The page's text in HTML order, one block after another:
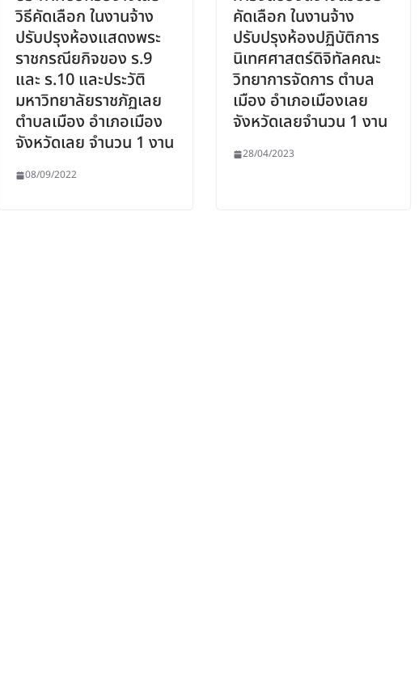
วิธีคัดเลือก ในงานจ้าง
ปรับปรุงห้องแสดงพระ
ราชกรณียกิจของ ร.9
และ ร.10 และประวัติ
มหาวิทยาลัยราชภัฏเลย
ตำบลเมือง อำเภอเมือง
จังหวัดเลย จำนวน 1 งาน
08/09/2022
คัดเลือก ในงานจ้าง
ปรับปรุงห้องปฏิบัติการ
นิเทศศาสตร์ดิจิทัลคณะ
วิทยาการจัดการ ตำบล
เมือง อำเภอเมืองเลย
จังหวัดเลยจำนวน 1 งาน
28/04/2023